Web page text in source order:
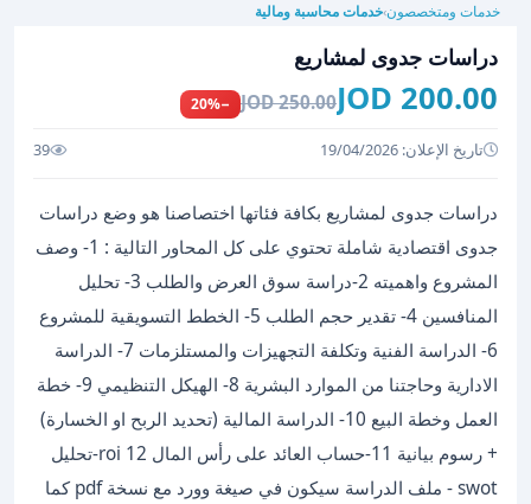
خدمات ومتخصصون›خدمات محاسبة ومالية
دراسات جدوى لمشاريع
200.00 JOD
250.00 JOD
−20%
تاريخ الإعلان: 19/04/2026 39
دراسات جدوى لمشاريع بكافة فئاتها اختصاصنا هو وضع دراسات
جدوى اقتصادية شاملة تحتوي على كل المحاور التالية : 1- وصف
المشروع واهميته 2-دراسة سوق العرض والطلب 3- تحليل
المنافسين 4- تقدير حجم الطلب 5- الخطط التسويقية للمشروع
6- الدراسة الفنية وتكلفة التجهيزات والمستلزمات 7- الدراسة
الادارية وحاجتنا من الموارد البشرية 8- الهيكل التنظيمي 9- خطة
العمل وخطة البيع 10- الدراسة المالية (تحديد الربح او الخسارة)
+ رسوم بيانية 11-حساب العائد على رأس المال roi 12-تحليل
swot - ملف الدراسة سيكون في صيغة وورد مع نسخة pdf كما